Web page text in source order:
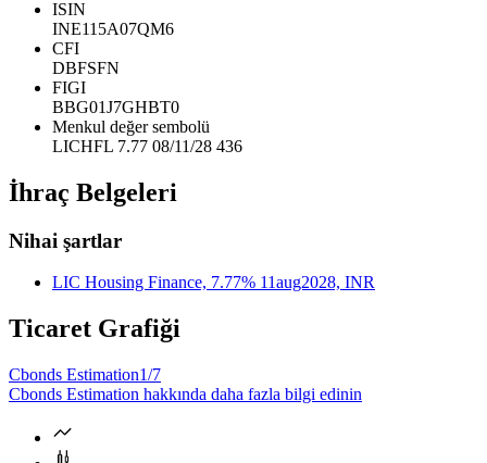
ISIN
INE115A07QM6
CFI
DBFSFN
FIGI
BBG01J7GHBT0
Menkul değer sembolü
LICHFL 7.77 08/11/28 436
İhraç Belgeleri
Nihai şartlar
LIC Housing Finance, 7.77% 11aug2028, INR
Ticaret Grafiği
Cbonds Estimation1/7
Cbonds Estimation hakkında daha fazla bilgi edinin